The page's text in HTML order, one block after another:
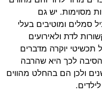
מסוימות. יש גם
סמלים ומוטיבים בעלי
לדת ולאירועים
תכשיטי יוקרה מדברים
לכך היא שהרבה
ולכן הם בהחלט מהווים